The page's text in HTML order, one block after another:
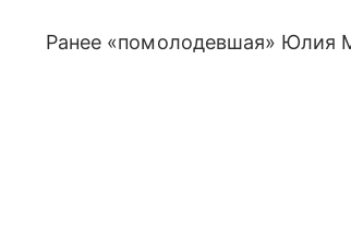
Ранее «помолодевшая» Юлия